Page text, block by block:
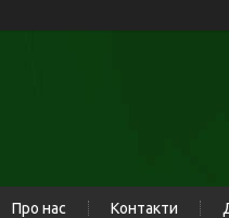
Про нас Контакти